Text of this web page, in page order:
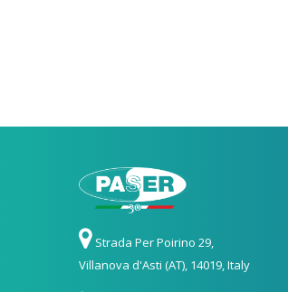
Strada Per Poirino 29,
Villanova d'Asti (AT), 14019, Italy